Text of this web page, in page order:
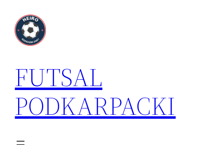
treści
FUTSAL
PODKARPACKI